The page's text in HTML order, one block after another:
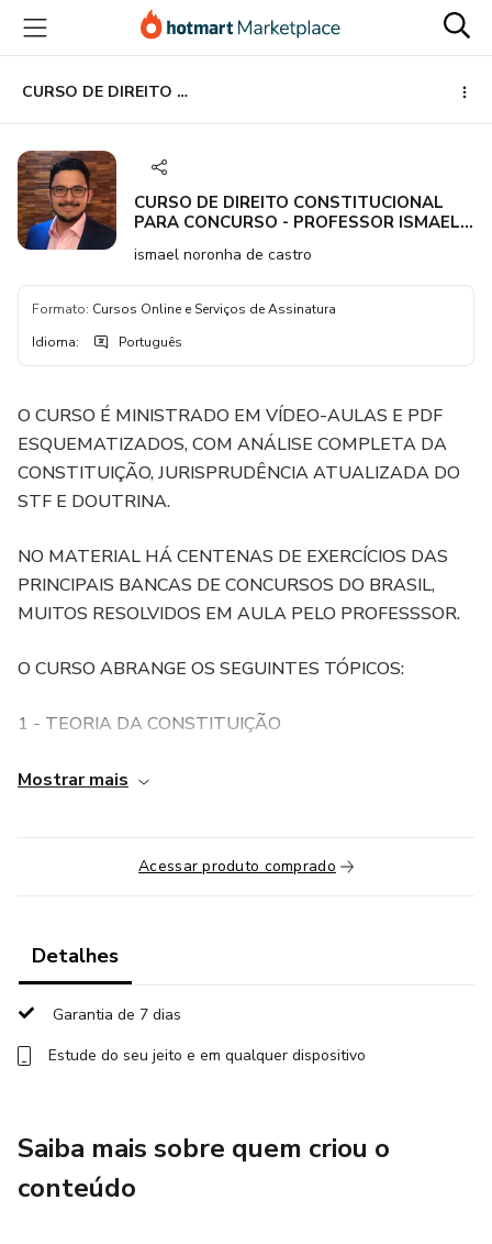
para
conteúdo
principal
para
pagamento
para
rodapé
CURSO DE DIREITO CONSTITUCIONAL PARA CONCURSO - PROFESSOR ISMAEL NORONHA - CONSULTOR LEGISLATIVO DO SENADO 1º LUGAR
CURSO DE DIREITO CONSTITUCIONAL
PARA CONCURSO - PROFESSOR ISMAEL
DO SENADO 1º LUGAR
ismael noronha de castro
Formato: Cursos Online e Serviços de Assinatura
Idioma: Português
O CURSO É MINISTRADO EM VÍDEO-AULAS E PDF
ESQUEMATIZADOS, COM ANÁLISE COMPLETA DA
CONSTITUIÇÃO, JURISPRUDÊNCIA ATUALIZADA DO
STF E DOUTRINA.
NO MATERIAL HÁ CENTENAS DE EXERCÍCIOS DAS
PRINCIPAIS BANCAS DE CONCURSOS DO BRASIL,
MUITOS RESOLVIDOS EM AULA PELO PROFESSSOR.
O CURSO ABRANGE OS SEGUINTES TÓPICOS:
1 - TEORIA DA CONSTITUIÇÃO
2 - PRINCÍPIOS FUNDAMENTAIS
3 - TEORIA DOS DIREITOS FUNDAMENTAIS E DOS
DIREITOS E DEVERES INDIVIDUAIS E COLETIVOS
6 - DIREITOS POLÍTICOS E PARTIDOS POLÍTICOS
8 - DA ADMINISTRAÇÃO PÚBLICA
Mostrar mais
Acessar produto comprado
Detalhes
Garantia de 7 dias
Estude do seu jeito e em qualquer dispositivo
Saiba mais sobre quem criou o
conteúdo